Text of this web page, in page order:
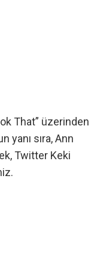
That” üzerinden
yanı sıra,Ann
Twitter Keki